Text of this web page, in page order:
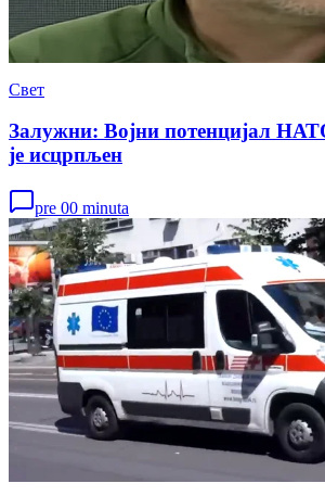
Свет
Залужни: Војни потенцијал
је исцрпљен
pre 00 minuta